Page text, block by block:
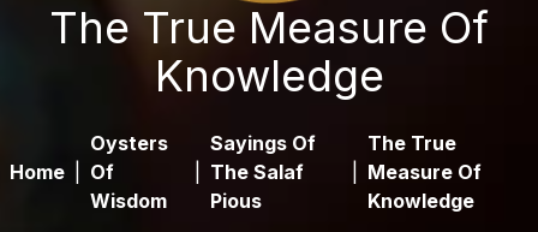
The True Measure Of
Knowledge
Home
Oysters
Of
Wisdom
Sayings Of
The Salaf
Pious
The True
Measure Of
Knowledge